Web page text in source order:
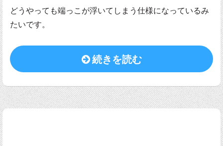
どうやっても端っこが浮いてしまう仕様になっているみ
たいです。
続きを読む